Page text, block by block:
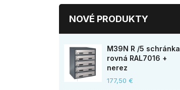
NOVÉ PRODUKTY
M39N R /5 schránka
rovná RAL7016 +
nerez
177,50 €